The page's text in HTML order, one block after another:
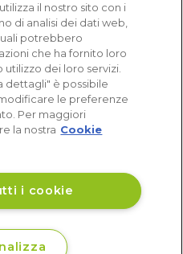
il nostro sito con i
di analisi dei dati web,
potrebbero
che ha fornito loro
dei loro servizi.
dettagli" è possibile
le preferenze
Per maggiori
la nostra Cookie
i cookie